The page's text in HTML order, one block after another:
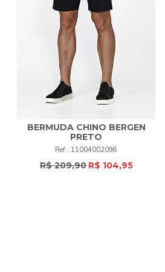
46 48
COMPRAR
BERMUDA CHINO BERGEN
PRETO
11004002098
R$ 209,90 R$ 104,95